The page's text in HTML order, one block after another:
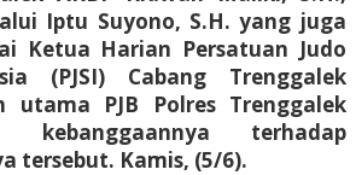
Iptu Suyono, S.H. yang juga
Ketua Harian Persatuan Judo
(PJSI) Cabang Trenggalek
utama PJB Polres Trenggalek
kebanggaannya terhadap
tersebut. Kamis, (5/6).